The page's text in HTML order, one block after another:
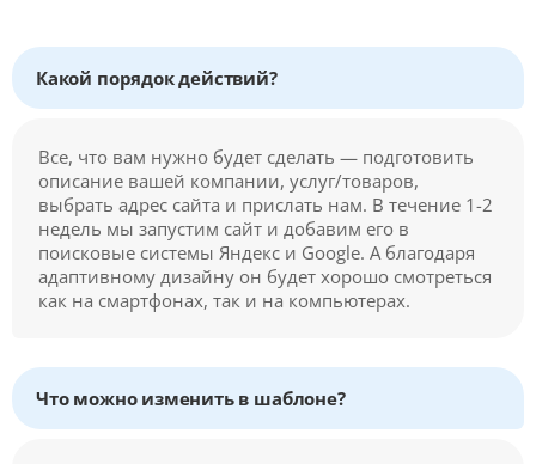
Какой порядок действий?
Все, что вам нужно будет сделать — подготовить
описание вашей компании, услуг/товаров,
выбрать адрес сайта и прислать нам. В течение 1-2
недель мы запустим сайт и добавим его в
поисковые системы Яндекс и Google. А благодаря
адаптивному дизайну он будет хорошо смотреться
как на смартфонах, так и на компьютерах.
Что можно изменить в шаблоне?